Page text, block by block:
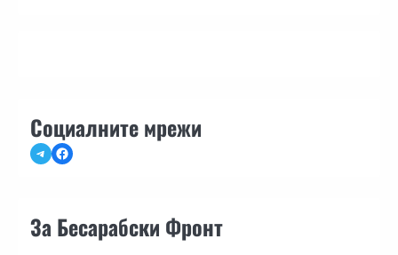
Социалните мрежи
TelegramFacebook
За Бесарабски Фронт